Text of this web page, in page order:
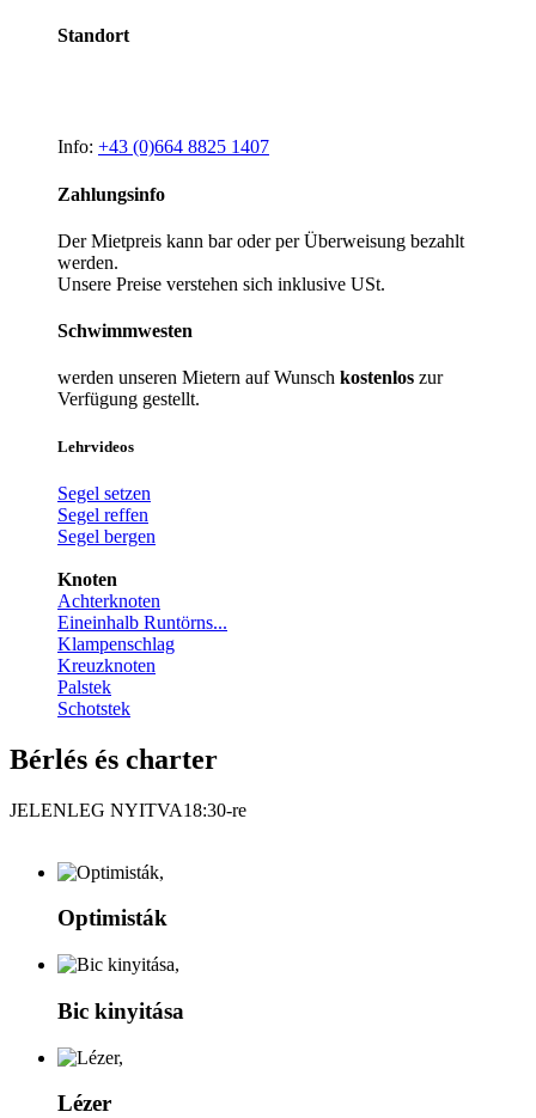
Standort
Info: +43 (0)664 8825 1407
Zahlungsinfo
Der Mietpreis kann bar oder per Überweisung bezahlt
werden.
Unsere Preise verstehen sich inklusive USt.
Schwimmwesten
werden unseren Mietern auf Wunsch kostenlos zur
Verfügung gestellt.
Lehrvideos
Segel setzen
Segel reffen
Segel bergen
Knoten
Achterknoten
Eineinhalb Runtörns...
Klampenschlag
Kreuzknoten
Palstek
Schotstek
Bérlés és charter
JELENLEG NYITVA18:30-re
Optimisták
Bic kinyitása
Lézer